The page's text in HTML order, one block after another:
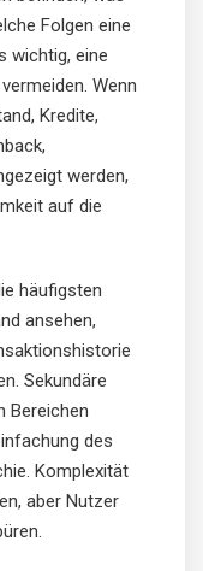
Folgen eine
wichtig, eine
Wenn
Kredite,
werden,
auf die
häufigsten
ansehen,
Sekundäre
Bereichen
des
Komplexität
aber Nutzer